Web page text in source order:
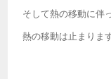
そして熱の移動に伴
熱の移動は止まります